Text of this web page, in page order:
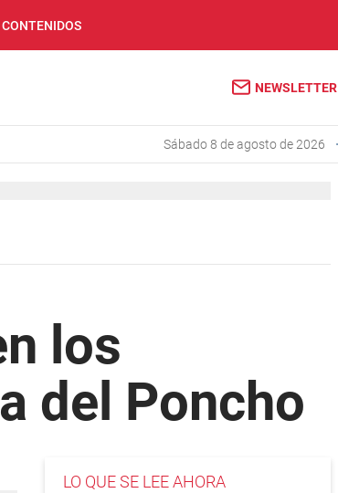
CONTENIDOS
NEWSLETTER
sábado 8 de agosto de 2026
los
del Poncho
LO QUE SE LEE AHORA